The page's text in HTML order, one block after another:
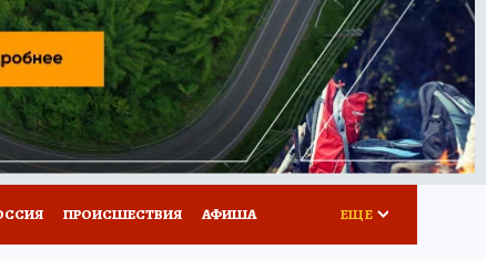
ПОТРЕБИТЕЛЯ ВСЕ О КП
ПРОИСШЕСТВИЯ АФИША ЕЩЕ